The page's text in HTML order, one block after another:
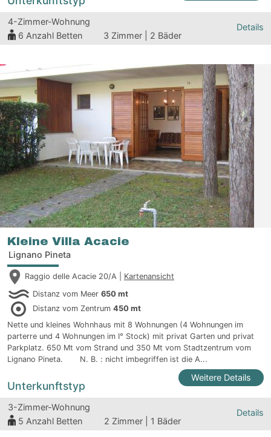
4-Zimmer-Wohnung
6 Anzahl Betten 3 Zimmer | 2 Bäder
Details
Kleine Villa Acacie
Lignano Pineta
Raggio delle Acacie 20/A | Kartenansicht
Distanz vom Meer 650 mt
Distanz vom Zentrum 450 mt
Nette und kleines Wohnhaus mit 8 Wohnungen (4 Wohnungen im
parterre und 4 Wohnungen im I° Stock) mit privat Garten und privat
Parkplatz. 650 Mt vom Strand und 350 Mt vom Stadtzentrum vom
Lignano Pineta. N. B. : nicht imbegriffen ist die A...
Weitere Details
Unterkunftstyp
3-Zimmer-Wohnung
5 Anzahl Betten 2 Zimmer | 1 Bäder
Details